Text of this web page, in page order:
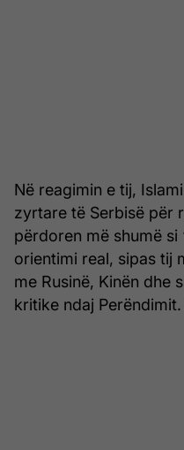
Në reagimin e tij,
zyrtare të Serbisë për
përdoren më shumë si
orientimi real, sipas tij
me Rusinë, Kinën dhe
kritike ndaj